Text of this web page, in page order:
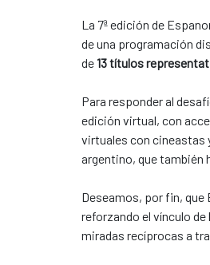
La 7ª edición de
de una programación
de 13 títulos
Para responder al
edición virtual, con
virtuales con cineastas
argentino, que también
Deseamos, por fin,
reforzando el vínculo
miradas recíprocas a